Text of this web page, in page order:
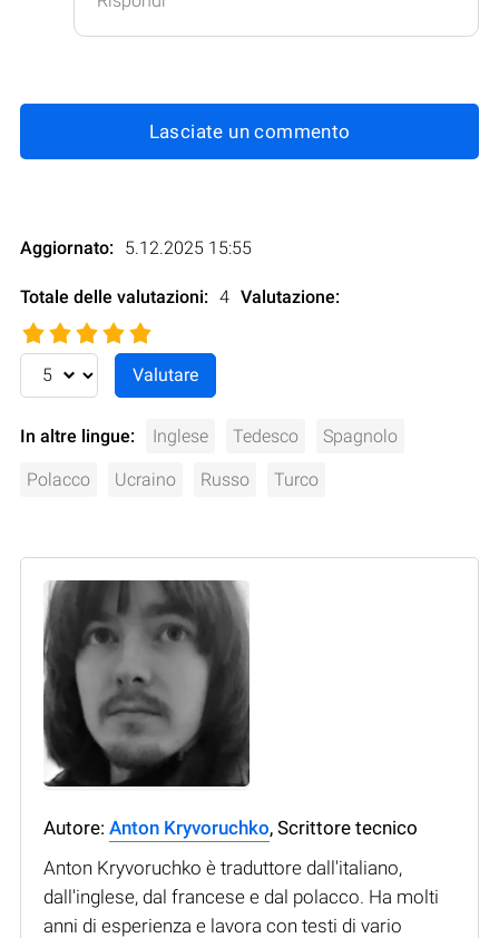
Lasciate un commento
Aggiornato: 5.12.2025 15:55
Totale delle valutazioni: 4 Valutazione:
In altre lingue: Inglese Tedesco Spagnolo
Polacco Ucraino Russo Turco
Autore: Anton Kryvoruchko, Scrittore tecnico
Anton Kryvoruchko è traduttore dall'italiano,
dall'inglese, dal francese e dal polacco. Ha molti
anni di esperienza e lavora con testi di vario